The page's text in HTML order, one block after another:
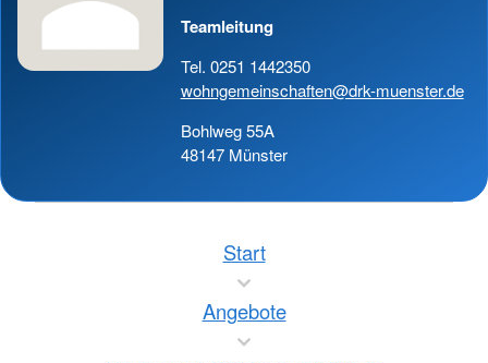
Teamleitung
Tel. 0251 1442350
wohngemeinschaften@drk-muenster.de
Bohlweg 55A
48147 Münster
Start
Angebote